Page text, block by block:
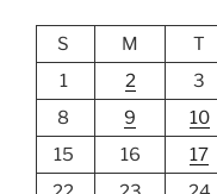
S
M T
1
2 3
8
9 10
15
16 17